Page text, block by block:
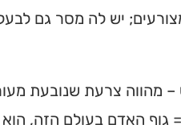
יש לה מסר גם
מהווה צרעת שנובעת
האדם בעולם הזה,